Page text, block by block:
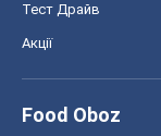
Тест Драйв
Акції
Food Oboz